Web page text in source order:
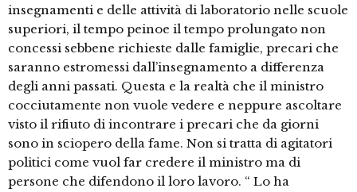
insegnamenti e delle attività di laboratorio nelle scuole
superiori, il tempo peinoe il tempo prolungato non
concessi sebbene richieste dalle famiglie, precari che
saranno estromessi dall’insegnamento a differenza
degli anni passati. Questa e la realtà che il ministro
cocciutamente non vuole vedere e neppure ascoltare
visto il rifiuto di incontrare i precari che da giorni
sono in sciopero della fame. Non si tratta di agitatori
politici come vuol far credere il ministro ma di
persone che difendono il loro lavoro. “ Lo ha